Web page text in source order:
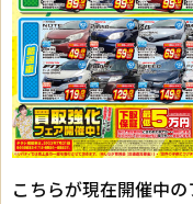
こちらが現在開催中